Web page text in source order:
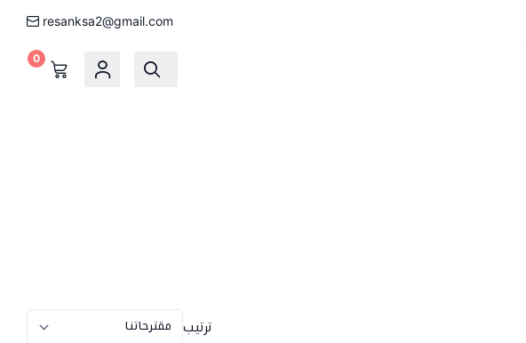
resanksa2@gmail.com
0
ترتيب